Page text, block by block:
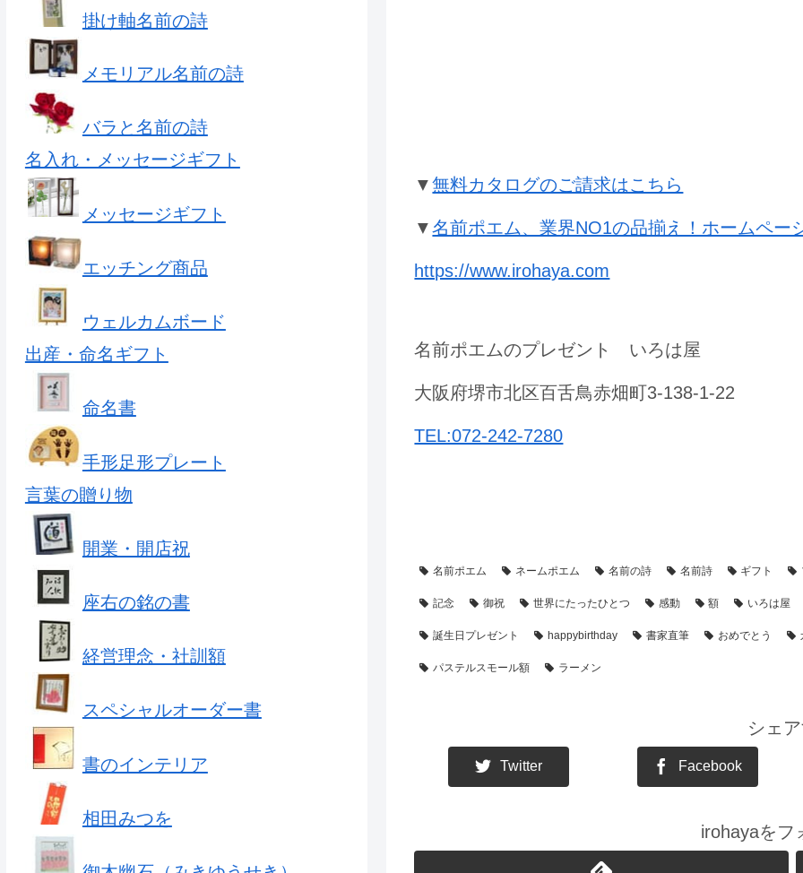
▼無料カタログのご請求はこちら
▼名前ポエム、業界NO1の品揃え！ホームペー
https://www.irohaya.com
名前ポエムのプレゼント いろは屋
大阪府堺市北区百舌鳥赤畑町3-138-1-22
TEL:072-242-7280
名前ポエム ネームポエム 名前の詩 名前詩 ギフト
記念 御祝 世界にたったひとつ 感動 額 いろは屋
誕生日プレゼント happybirthday 書家直筆 おめでとう
パステルスモール額 ラーメン
シェ
Twitter Facebook
irohayaをフ
掛け軸名前の詩
メモリアル名前の詩
バラと名前の詩
名入れ・メッセージギフト
メッセージギフト
エッチング商品
ウェルカムボード
出産・命名ギフト
命名書
手形足形プレート
言葉の贈り物
開業・開店祝
座右の銘の書
経営理念・社訓額
スペシャルオーダー書
書のインテリア
相田みつを